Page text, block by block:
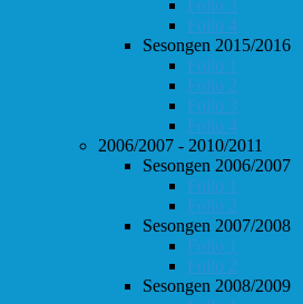
Follo 3
Follo 4
Sesongen 2015/2016
Follo 1
Follo 2
Follo 3
Follo 4
2006/2007 - 2010/2011
Sesongen 2006/2007
Follo 1
Follo 2
Sesongen 2007/2008
Follo 1
Follo 2
Sesongen 2008/2009